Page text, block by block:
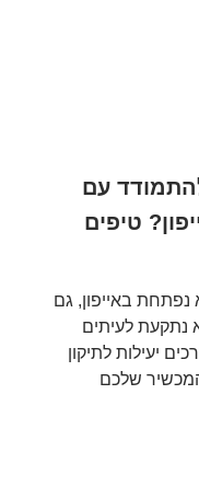
עם
טיפים
באייפון, גם
נתקעת לעיתים
במדריך הזה תמצאו 9 דרכים יעילות לתיקון
שלכם